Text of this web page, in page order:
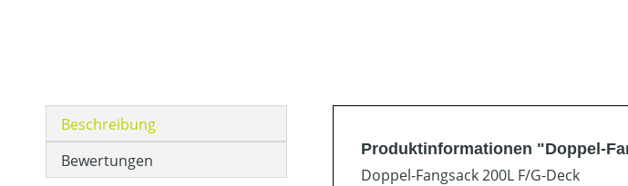
Beschreibung
Bewertungen
Produktinformationen "Doppel-
Doppel-Fangsack 200L F/G-Deck